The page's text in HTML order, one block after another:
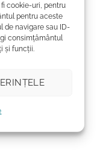
cookie-uri, pentru
pentru aceste
de navigare sau ID-
consimțământul
și funcții.